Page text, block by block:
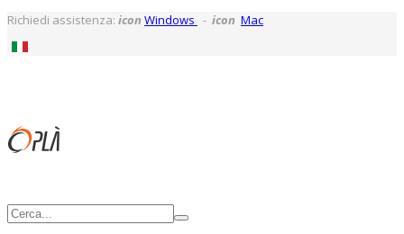
Richiedi assistenza: icon Windows - icon Mac